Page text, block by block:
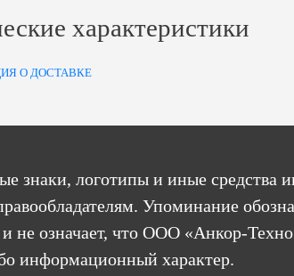
характеристики
О ДОСТАВКЕ
знаки, логотипы и иные средства
Упоминание
не означает, что ООО «Анкор-
информационный характер.